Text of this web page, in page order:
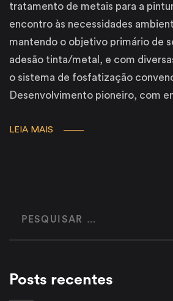
tratamento de metais para a
encontro às necessidades
mantendo o objetivo primário de
adesão tinta/metal, e com
o sistema de fosfatização
Desenvolvimento pioneiro, com
LEIA MAIS
Posts recentes